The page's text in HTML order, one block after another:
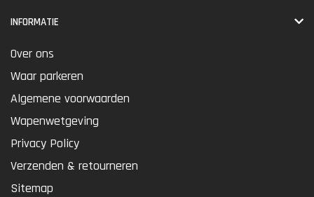
INFORMATIE
Over ons
Waar parkeren
Algemene voorwaarden
Wapenwetgeving
Privacy Policy
Verzenden & retourneren
Sitemap